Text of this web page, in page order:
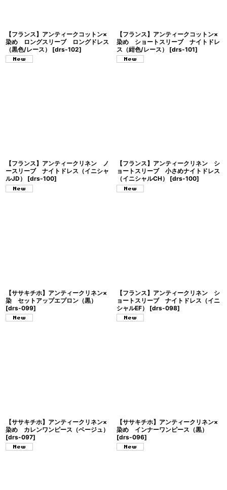
【フランス】アンティークコットン×
染め ロングスリーブ ロングドレス
（黒色/レース）
[drs-102]
【フランス】アンティークコットン×
染め ショートスリーブ ナイトドレ
ス（紺色/レース）
[drs-101]
【フランス】アンティークリネン ノ
ースリーブ ナイトドレス（イニシャ
ルJD）
[drs-100]
【フランス】アンティークリネン シ
ョートスリーブ 小さめナイトドレス
（イニシャルCH）
[drs-100]
【ササキチホ】アンティークリネン×
染 セットアップエプロン（黒）
[drs-099]
【フランス】アンティークリネン シ
ョートスリーブ ナイトドレス（イニ
シャルEF）
[drs-098]
【ササキチホ】アンティークリネン×
染め カレンワンピース（ベージュ）
[drs-097]
【ササキチホ】アンティークリネン×
染め インナーワンピース（黒）
[drs-096]